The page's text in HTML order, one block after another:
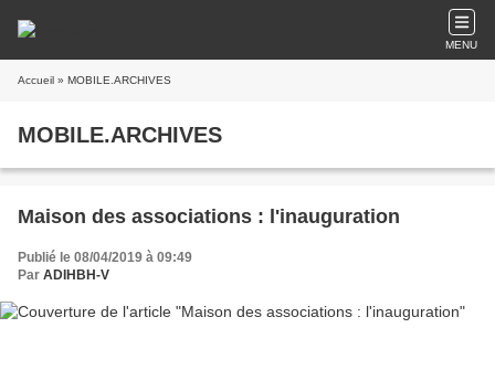
MENU
Accueil » MOBILE.ARCHIVES
MOBILE.ARCHIVES
Maison des associations : l'inauguration
Publié le 08/04/2019 à 09:49
Par ADIHBH-V